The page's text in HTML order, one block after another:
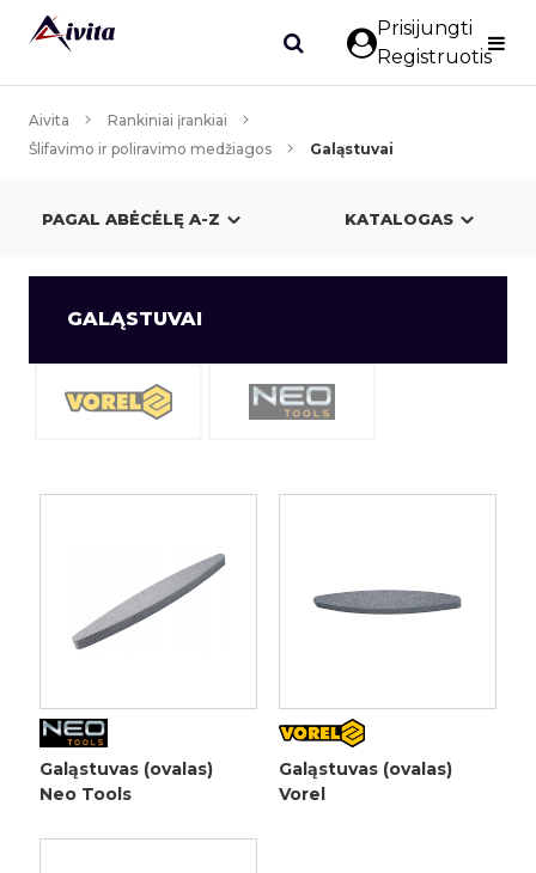
Prisijungti
Registruotis
Aivita
Rankiniai įrankiai
Šlifavimo ir poliravimo medžiagos
Galąstuvai
KATALOGAS
GALĄSTUVAI
Galąstuvas (ovalas)
Neo Tools
Galąstuvas (ovalas)
Vorel